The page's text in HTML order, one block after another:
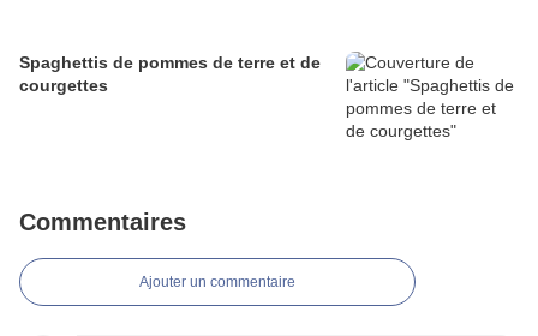
Spaghettis de pommes de terre et de
courgettes
Commentaires
Ajouter un commentaire